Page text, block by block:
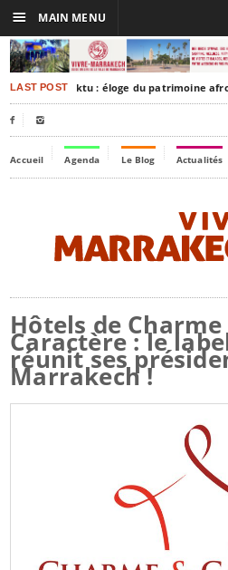
LAST POSTTimbuktu : éloge du patrimoine
 
Accueil Agenda Le Blog Actualités
Hôtels de
Caractère : le
réunit ses
Marrakech !
☰ MAIN MENU